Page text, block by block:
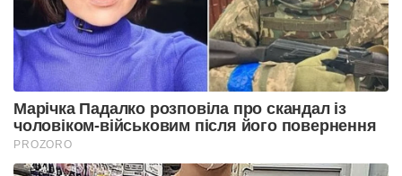
Марічка Падалко розповіла про скандал із
чоловіком-військовим після його повернення
PROZORO